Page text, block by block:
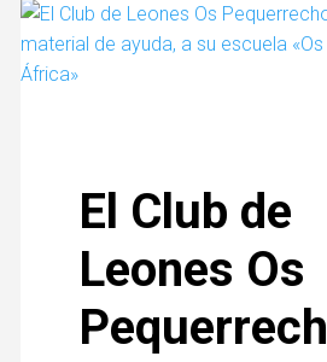
El Club de
Leones Os
Pequerrech